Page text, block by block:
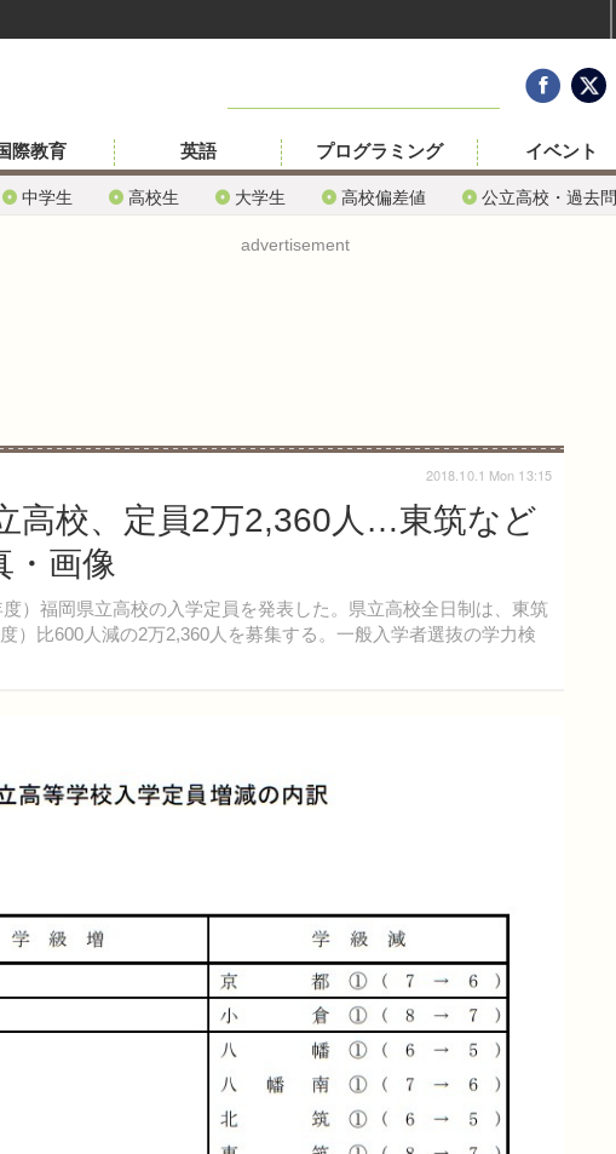
中学生 高校生 大学生 高校偏差値 公立高校・過去問
際教育 英語 プログラミング イベント
advertisement
高校、定員2万2,360人…東筑など
・画像
）福岡県立高校の入学定員を発表した。県立高校全日制は、東筑
）比600人減の2万2,360人を募集する。一般入学者選抜の学力検
2018.10.1 Mon 13:15